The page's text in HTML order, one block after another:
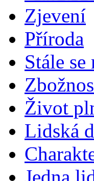
Zjevení
Příroda
Stále
Život
Lidská